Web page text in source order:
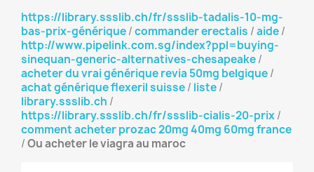
https://library.ssslib.ch/fr/ssslib-tadalis-10-mg-
bas-prix-générique/commander erectalis /aide/
http://www.pipelink.com.sg/index?ppl=buying-
sinequan-generic-alternatives-chesapeake/
acheter du vrai générique revia 50mg belgique/
achat générique flexeril suisse/ liste/
library.ssslib.ch /
https://library.ssslib.ch/fr/ssslib-cialis-20-prix/
comment acheter prozac 20mg 40mg 60mg france
/Ou acheter le viagra au maroc